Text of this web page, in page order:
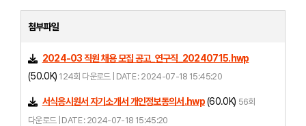
첨부파일
2024-03 직원 채용 모집 공고_연구직_20240715.hwp
(50.0K) 124회 다운로드 | DATE : 2024-07-18 15:45:20
서식응시원서 자기소개서 개인정보동의서.hwp(60.0K) 56회
다운로드 | DATE : 2024-07-18 15:45:20